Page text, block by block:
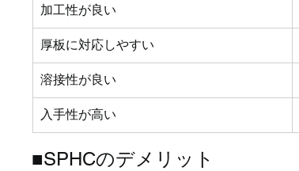
加工性が良い
厚板に対応しやすい
溶接性が良い
入手性が高い
■SPHCのデメリット